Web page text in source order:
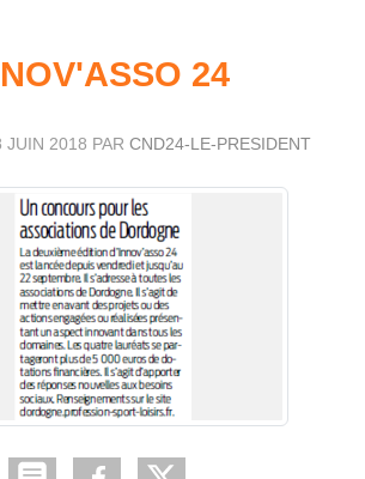
24
JUIN 2018 PAR CND24-LE-PRESIDENT